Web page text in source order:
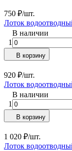
750 ₽/шт.
Лоток
В наличии
1
В корзину
920 ₽/шт.
Лоток
В наличии
1
В корзину
1 020 ₽/шт.
Лоток